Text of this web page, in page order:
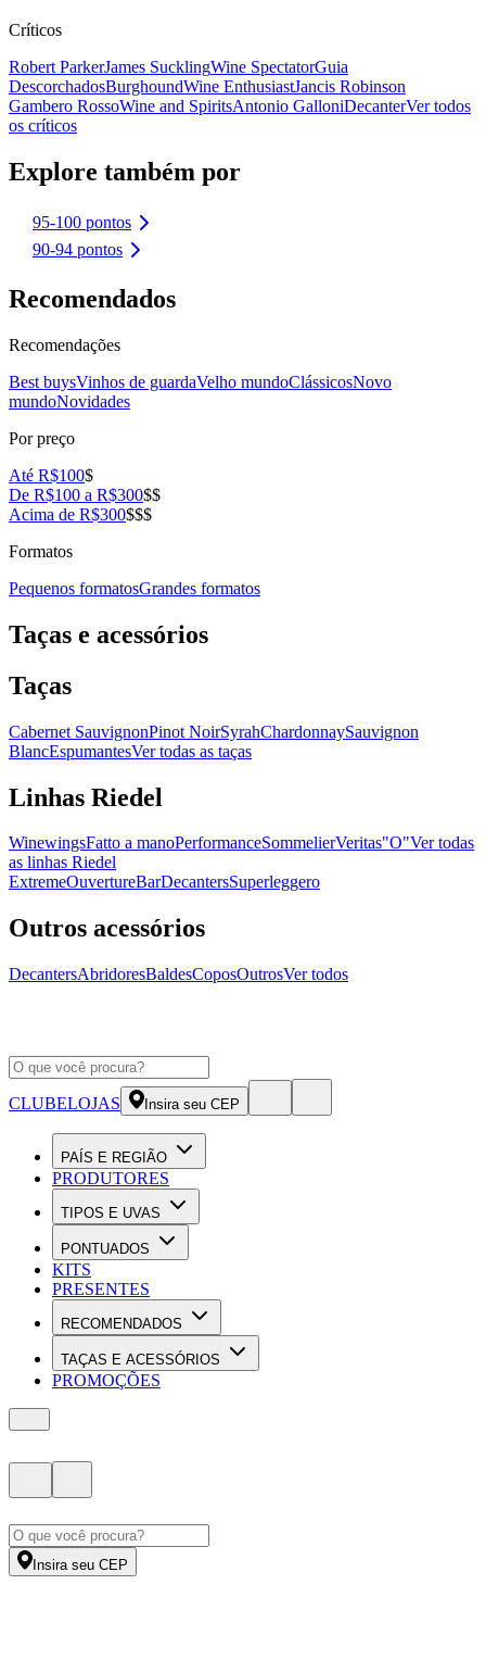
Críticos
Robert ParkerJames SucklingWine SpectatorGuia
DescorchadosBurghoundWine EnthusiastJancis Robinson
Gambero RossoWine and SpiritsAntonio GalloniDecanterVer todos
os críticos
Explore também por
95-100 pontos
90-94 pontos
Recomendados
Recomendações
Best buysVinhos de guardaVelho mundoClássicosNovo
mundoNovidades
Por preço
Até R$100$
De R$100 a R$300$$
Acima de R$300$$$
Formatos
Pequenos formatosGrandes formatos
Taças e acessórios
Taças
Cabernet SauvignonPinot NoirSyrahChardonnaySauvignon
BlancEspumantesVer todas as taças
Linhas Riedel
WinewingsFatto a manoPerformanceSommelierVeritas"O"Ver todas
as linhas Riedel
ExtremeOuvertureBarDecantersSuperleggero
Outros acessórios
DecantersAbridoresBaldesCoposOutrosVer todos
CLUBELOJAS Insira seu CEP
PAÍS E REGIÃO
PRODUTORES
TIPOS E UVAS
PONTUADOS
KITS
PRESENTES
RECOMENDADOS
TAÇAS E ACESSÓRIOS
PROMOÇÕES
Insira seu CEP